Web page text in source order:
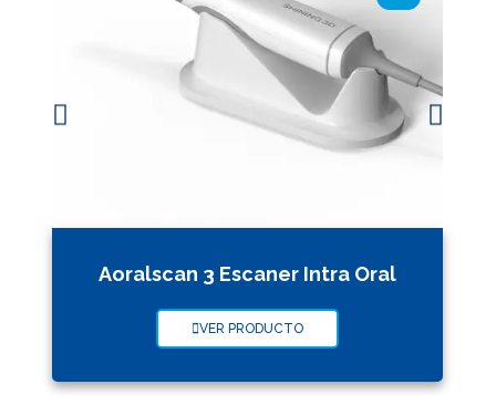
Aoralscan 3 Escaner Intra Oral
VER PRODUCTO